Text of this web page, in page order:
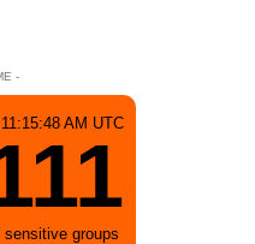
-
AM UTC
sensitive groups